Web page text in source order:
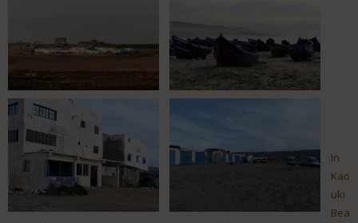
In
Kao
uki
Bea